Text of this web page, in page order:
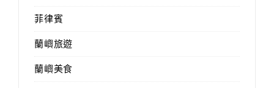
菲律賓
蘭嶼旅遊
蘭嶼美食